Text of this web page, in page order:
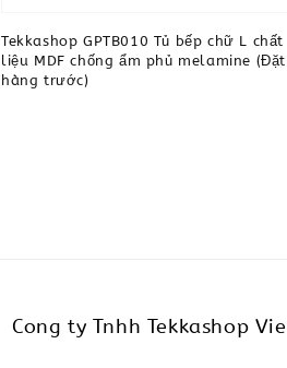
Tekkashop GPTB010 Tủ bếp chữ L chất
liệu MDF chống ẩm phủ melamine (Đặt
hàng trước)
Cong ty Tnhh Tekkashop